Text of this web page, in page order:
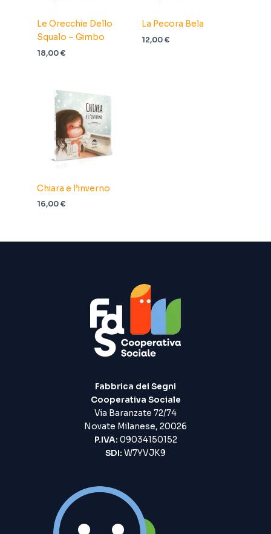
Le Orecchie Dello
Squalo – Gimbo
18,00€
La Pecora Bela
12,00€
Chiara e l’inverno
16,00€
Fabbrica dei Segni
Cooperativa Sociale
Via Baranzate 72/74
Novate Milanese, 20026
P.IVA: 09034150152
SDI: W7YVJK9